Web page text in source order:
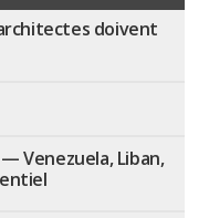
doivent
Venezuela, Liban,